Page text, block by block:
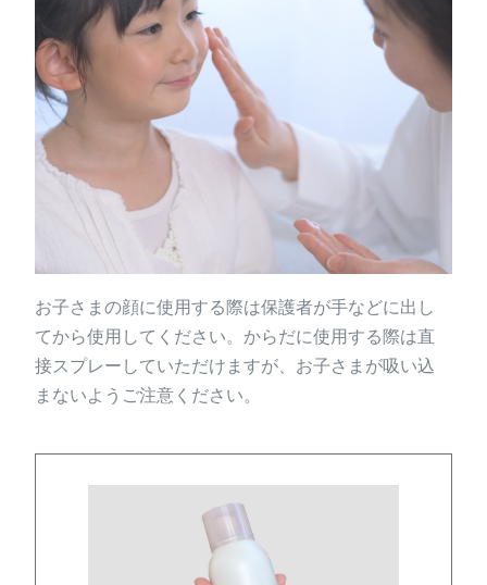
お子さまの顔に使用する際は保護者が手などに出し
てから使用してください。からだに使用する際は直
接スプレーしていただけますが、お子さまが吸い込
まないようご注意ください。